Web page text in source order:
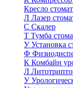
Кресло
Л Лазер
С Скалер
Т Тумба
УУстановка
Ф
К Комбайн
Л
У